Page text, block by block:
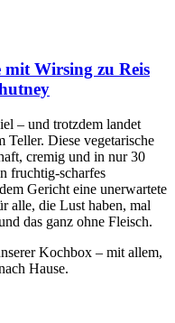
mit Wirsing zu Reis
– und trotzdem landet
Teller. Diese vegetarische
cremig und in nur 30
fruchtig-scharfes
Gericht eine unerwartete
alle, die Lust haben, mal
das ganz ohne Fleisch.
Kochbox – mit allem,
Hause.